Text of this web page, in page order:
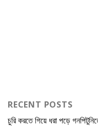
RECENT POSTS
চুরি করতে গিয়ে ধরা পড়ে